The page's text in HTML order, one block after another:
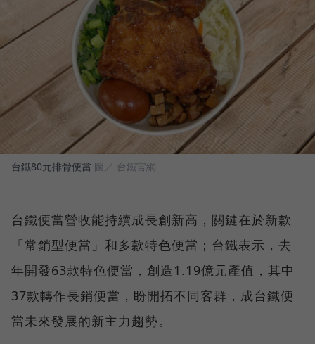
台鐵80元排骨便當 圖／ 台鐵官網
台鐵便當營收能持續成長創新高，關鍵在於新款
「常銷型便當」和多款特色便當；台鐵表示，去
年開發63款特色便當，創造1.19億元產值，其中
37款轉作長銷便當，盼開拓不同客群，成台鐵便
當未來發展的新主力趨勢。